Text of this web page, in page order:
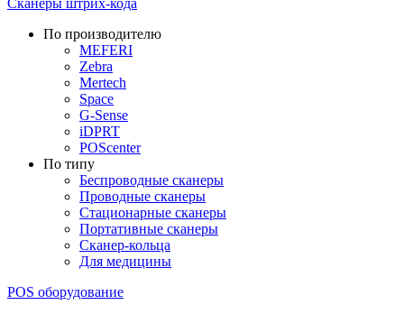
Сканеры штрих-кода
По производителю
MEFERI
Zebra
Mertech
Space
G-Sense
iDPRT
POScenter
По типу
Беспроводные сканеры
Проводные сканеры
Стационарные сканеры
Портативные сканеры
Сканер-кольца
Для медицины
POS оборудование